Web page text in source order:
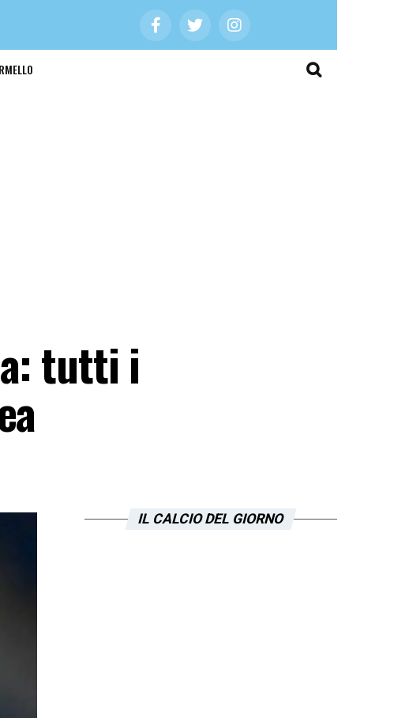
tutti i
IL CALCIO DEL GIORNO